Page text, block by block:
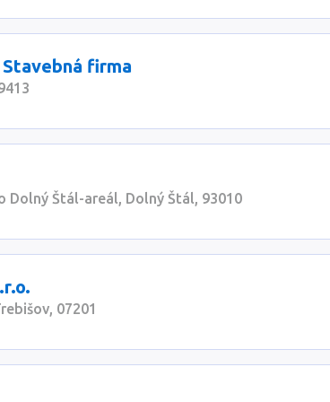
firma
Štál-areál, Dolný Štál, 93010
07201